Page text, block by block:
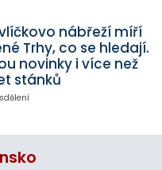
nábřeží míří
Trhy, co se hledají.
novinky i více než
stánků